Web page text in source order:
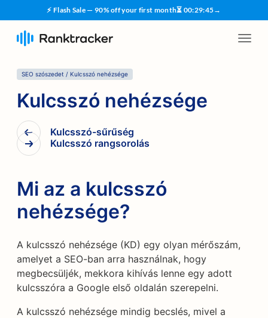
⚡ Flash Sale — 90% off your first month⏳ 00:29:45→
SEO szószedet / Kulcsszó nehézsége
Kulcsszó nehézsége
Kulcsszó-sűrűség
Kulcsszó rangsorolás
Mi az a kulcsszó
nehézsége?
A kulcsszó nehézsége (KD) egy olyan mérőszám,
amelyet a SEO-ban arra használnak, hogy
megbecsüljék, mekkora kihívás lenne egy adott
kulcsszóra a Google első oldalán szerepelni.
A kulcsszó nehézsége mindig becslés, mivel a